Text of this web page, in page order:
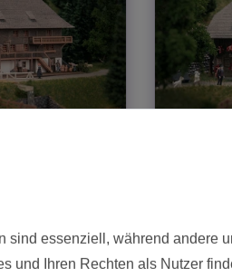
In
essenziell, während andere
und Ihren Rechten als Nutzer